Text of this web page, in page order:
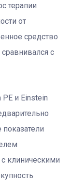
терапии
от
средство
с
PE и Einstein
клиническими